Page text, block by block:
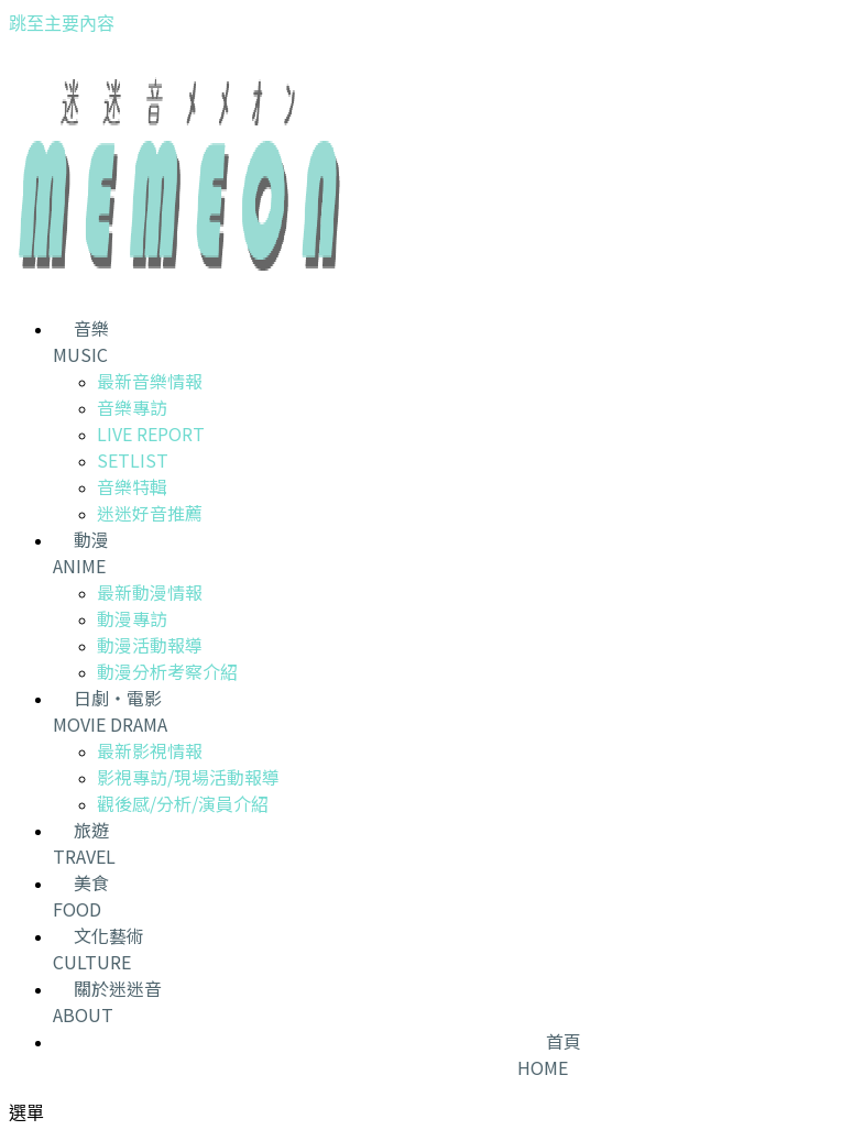
跳至主要內容
音樂
MUSIC
最新音樂情報
音樂專訪
LIVE REPORT
SETLIST
音樂特輯
迷迷好音推薦
動漫
ANIME
最新動漫情報
動漫專訪
動漫活動報導
動漫分析考察介紹
日劇・電影
MOVIE DRAMA
最新影視情報
影視專訪/現場活動報導
觀後感/分析/演員介紹
旅遊
TRAVEL
美食
FOOD
文化藝術
CULTURE
關於迷迷音
ABOUT
首頁
HOME
選單